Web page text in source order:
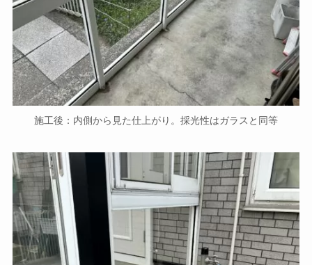
施工後：内側から見た仕上がり。採光性はガラスと同等